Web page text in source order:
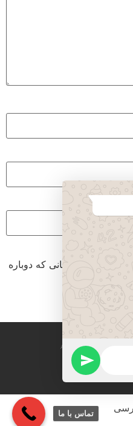
برای زمانی که دوباره
All rights reserved
تماس با ما